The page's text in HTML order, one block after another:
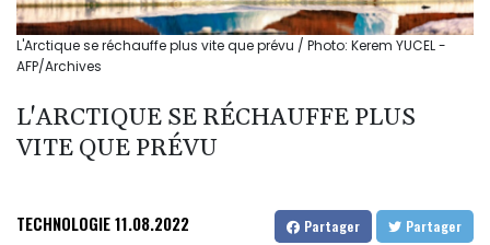
L'Arctique se réchauffe plus vite que prévu / Photo: Kerem YUCEL -
AFP/Archives
L'ARCTIQUE SE RÉCHAUFFE PLUS
VITE QUE PRÉVU
TECHNOLOGIE11.08.2022 Partager Partager